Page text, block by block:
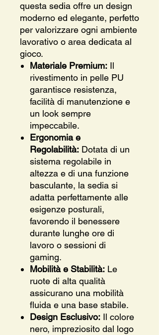
questa sedia offre un design
moderno ed elegante, perfetto
per valorizzare ogni ambiente
lavorativo o area dedicata al
gioco.
Materiale Premium: Il
rivestimento in pelle PU
garantisce resistenza,
facilità di manutenzione e
un look sempre
impeccabile.
Ergonomia e
Regolabilità: Dotata di un
sistema regolabile in
altezza e di una funzione
basculante, la sedia si
adatta perfettamente alle
esigenze posturali,
favorendo il benessere
durante lunghe ore di
lavoro o sessioni di
gaming.
Mobilità e Stabilità: Le
ruote di alta qualità
assicurano una mobilità
fluida e una base stabile.
Design Esclusivo: Il colore
nero, impreziosito dal logo